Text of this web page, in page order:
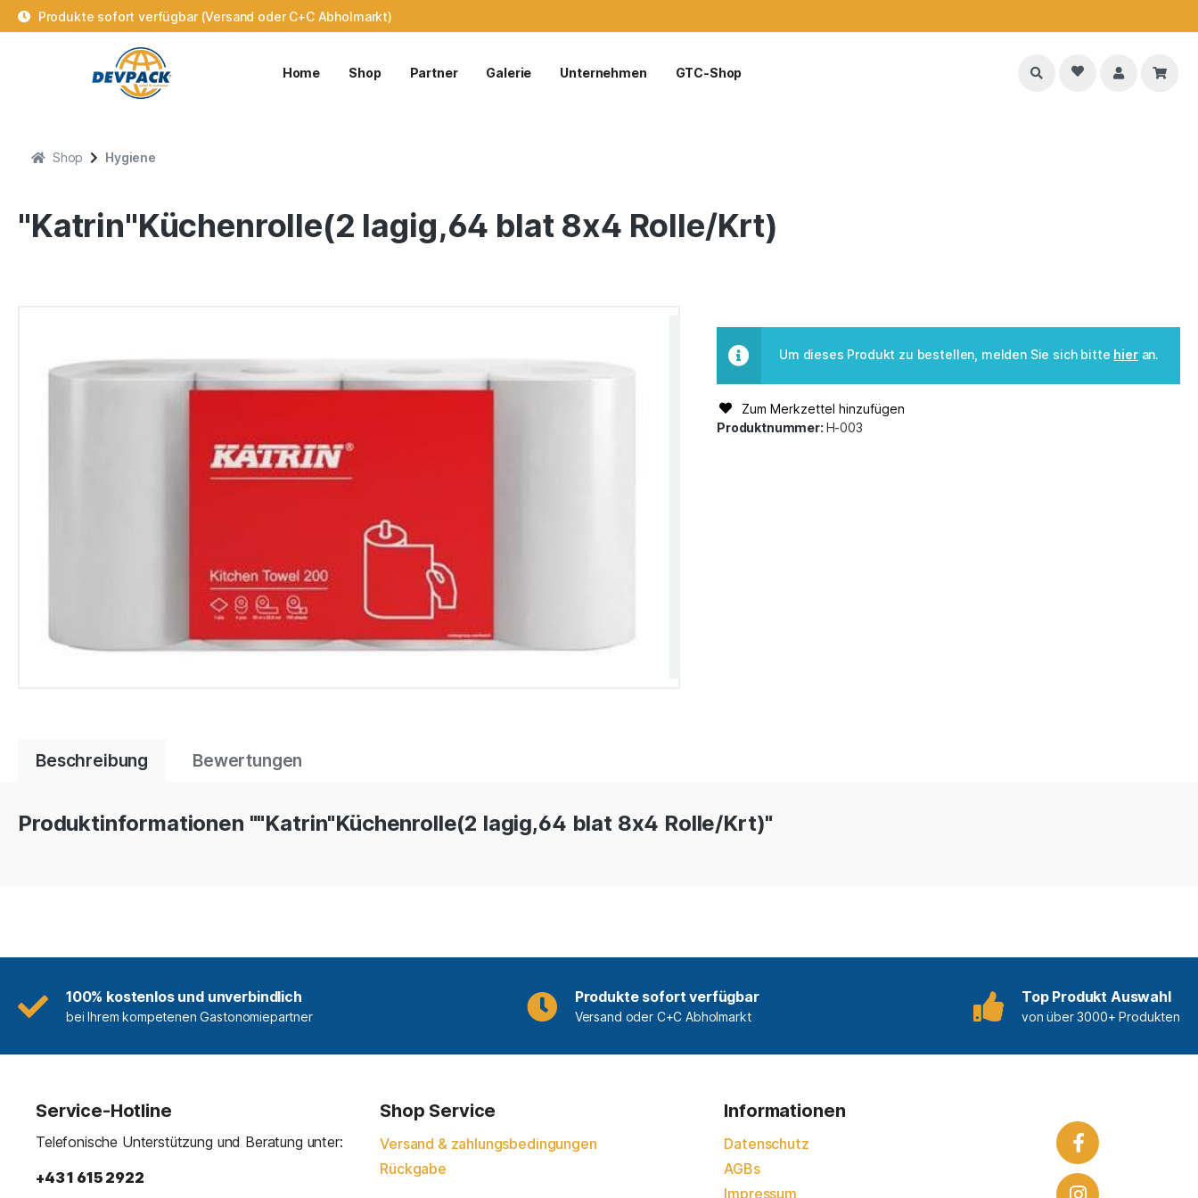
Produkte sofort verfügbar (Versand oder C+C Abholmarkt)
Home Shop Partner Galerie Unternehmen GTC-Shop
Shop Hygiene
"Katrin"Küchenrolle(2 lagig,64 blat 8x4 Rolle/Krt)
Um dieses Produkt zu bestellen, melden Sie sich bitte hieran.
Zum Merkzettel hinzufügen
Produktnummer: H-003
Beschreibung Bewertungen
Produktinformationen ""Katrin"Küchenrolle(2 lagig,64 blat 8x4 Rolle/Krt)"
100% kostenlos und unverbindlich
bei Ihrem kompetenen Gastonomiepartner
Produkte sofort verfügbar
Versand oder C+C Abholmarkt
Top Produkt Auswahl
von über 3000+ Produkten
Service-Hotline
Telefonische Unterstützung und Beratung unter:
+43 1 615 2922
Shop Service
Versand & zahlungsbedingungen
Rückgabe
Informationen
Datenschutz
AGBs
Impressum